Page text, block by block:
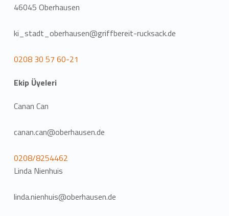
46045 Oberhausen
ki_stadt_oberhausen@griffbereit-rucksack.de
0208 30 57 60-21
Ekip Üyeleri
Canan Can
canan.can@oberhausen.de
0208/8254462
Linda Nienhuis
linda.nienhuis@oberhausen.de